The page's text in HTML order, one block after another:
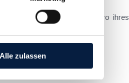
Alle zulassen
ausüben und das Büro ihres